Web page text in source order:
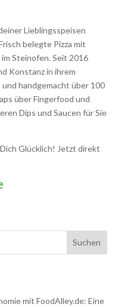
Lieblingsspeisen
belegte Pizza mit
Steinofen. Seit 2016
Konstanz in ihrem
handgemacht über 100
über Fingerfood und
Dips und Saucen für Sie
Glücklich! Jetzt direkt
Suchen
mit FoodAlley.de: Eine